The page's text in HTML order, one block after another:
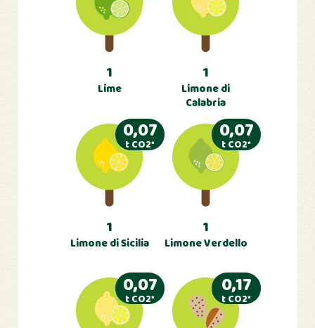
1
Lime
1
Limone di
Calabria
0,07
t CO2*
1
Limone di Sicilia
0,07
t CO2*
1
Limone Verdello
0,07
t CO2* 0,17
t CO2*